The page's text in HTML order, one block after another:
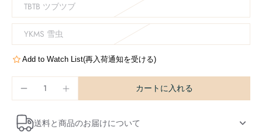
TBTB ツブツブ
YKMS 雪虫
Add to Watch List(再入荷通知を受ける)
カートに入れる
送料と商品のお届けについて